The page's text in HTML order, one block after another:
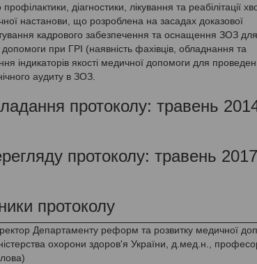
діагностики, лікування та реабілітації
настанови, що розроблена на засадах доказової
кадрового забезпечення та оснащення ЗОЗ для
при ГРІ (наявність фахівців, обладнання та
індикаторів якості медичної допомоги для
аудиту в ЗОЗ.
протоколу: травень
протоколу: травень 2017
протоколу
Департаменту реформ та розвитку медичної
охорони здоров'я України, д.мед.н.,